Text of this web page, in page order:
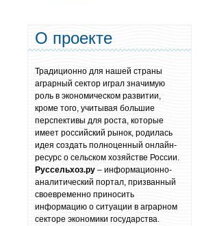
О проекте
Традиционно для нашей страны
аграрный сектор играл значимую
роль в экономическом развитии,
кроме того, учитывая большие
перспективы для роста, которые
имеет российский рынок, родилась
идея создать полноценный онлайн-
ресурс о сельском хозяйстве России.
Руссельхоз.ру – информационно-
аналитический портал, призванный
своевременно приносить
информацию о ситуации в аграрном
секторе экономики государства.